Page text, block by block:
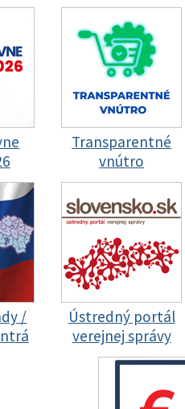
Transparentné
vnútro
/
Ústredný portál
verejnej správy